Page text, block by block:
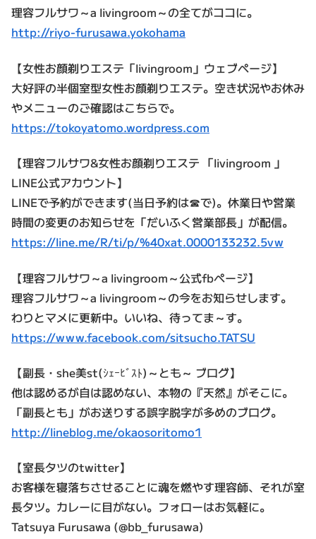
理容フルサワ～a livingroom～の全てがココに。
http://riyo-furusawa.yokohama
【女性お顔剃りエステ「livingroom」ウェブページ】
大好評の半個室型女性お顔剃りエステ。空き状況やお休み
やメニューのご確認はこちらで。
https://tokoyatomo.wordpress.com
【理容フルサワ&女性お顔剃りエステ 「livingroom 」
LINE公式アカウント】
LINEで予約ができます(当日予約は☎で)。休業日や営業
時間の変更のお知らせを「だいふく営業部長」が配信。
https://line.me/R/ti/p/%40xat.0000133232.5vw
【理容フルサワ～a livingroom～公式fbページ】
理容フルサワ～a livingroom～の今をお知らせします。
わりとマメに更新中。いいね、待ってま～す。
https://www.facebook.com/sitsucho.TATSU
【副長・she美st(ｼｪｰﾋﾞｽﾄ)～とも～ ブログ】
他は認めるが自は認めない、本物の『天然』がそこに。
「副長とも」がお送りする誤字脱字が多めのブログ。
http://lineblog.me/okaosoritomo1
【室長タツのtwitter】
お客様を寝落ちさせることに魂を燃やす理容師、それが室
長タツ。カレーに目がない。フォローはお気軽に。
Tatsuya Furusawa (@bb_furusawa)